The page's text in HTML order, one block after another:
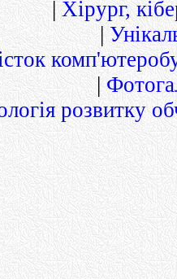
| Хірург,
|
|
розвитку